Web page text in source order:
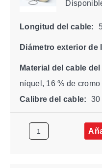
Longitud del cable:
Diámetro exterior de
Material del cable
níquel, 16 % de cromo
Calibre del cable:
30